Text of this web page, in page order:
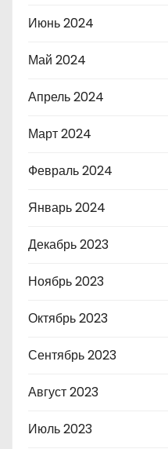
Июнь 2024
Май 2024
Апрель 2024
Март 2024
Февраль 2024
Январь 2024
Декабрь 2023
Ноябрь 2023
Октябрь 2023
Сентябрь 2023
Август 2023
Июль 2023